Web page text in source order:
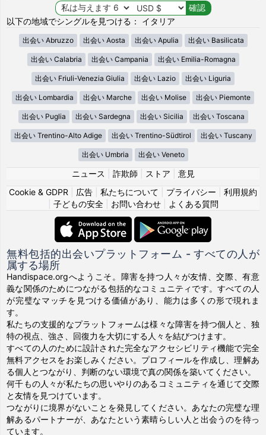
以下の地域でシングルを見つける： イタリア
出会い Abruzzo 出会い Aosta 出会い Apulia 出会い Basilicata
出会い Calabria 出会い Campania 出会い Emilia-Romagna
出会い Friuli-Venezia Giulia 出会い Lazio 出会い Liguria
出会い Lombardia 出会い Marche 出会い Molise 出会い Piemonte
出会い Puglia 出会い Sardegna 出会い Sicilia 出会い Toscana
出会い Trentino-Alto Adige 出会い Trentino-Südtirol 出会い Tuscany
出会い Umbria 出会い Veneto
ニュース 詐欺師 ストア
意見
Cookie & GDPR
広告 私たちについて プライバシー
利用規約
子どもの安全| お問い合わせ| よくある質問
無料包括的出会いプラットフォーム - すべての人が
属する場所
Handispace.orgへようこそ。障害を持つ人々が友情、交際、有意
義な関係のためにつながる包括的なコミュニティです。すべての人
が完璧なマッチを見つける価値があり、能力は多くの形で現れま
す。
私たちの支援的なプラットフォームは様々な障害を持つ個人と、独
特の視点、強さ、回復力を大切にする人々を結びつけます。
すべての人のために設計された完全なアクセシビリティ機能で完全
無料アクセスをお楽しみください。プロフィールを作成し、理解あ
る個人とつながり、判断のない環境で真の関係を築いてください。
何千もの人々が私たちの思いやりのあるコミュニティを通じて交際
と友情を見つけています。
つながりに境界がないことを発見してください。あなたの完璧な理
解あるパートナーが、あなたという素晴らしい人と出会うのを待っ
ています。